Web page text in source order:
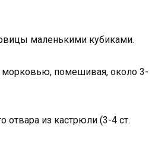
маленькими кубиками.
морковью, помешивая, около 3-
отвара из кастрюли (3-4 ст.